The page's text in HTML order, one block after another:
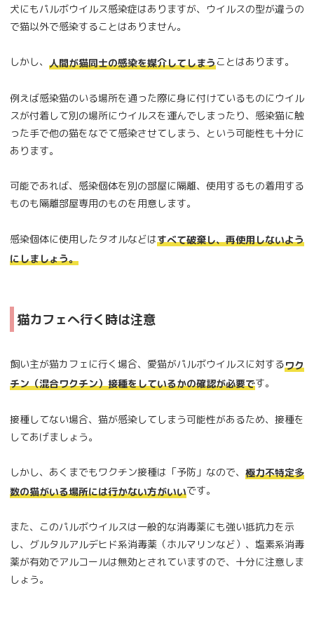
犬にもパルボウイルス感染症はありますが、ウイルスの型が違うの
で猫以外で感染することはありません。
しかし、 人間が猫同士の感染を媒介してしまうことはあります。
例えば感染猫のいる場所を通った際に身に付けているものにウイル
スが付着して別の場所にウイルスを運んでしまったり、感染猫に触
った手で他の猫をなでて感染させてしまう、という可能性も十分に
あります。
可能であれば、感染個体を別の部屋に隔離、使用するもの着用する
ものも隔離部屋専用のものを用意します。
感染個体に使用したタオルなどはすべて破棄し、再使用しないよう
にしましょう。
猫カフェへ行く時は注意
飼い主が猫カフェに行く場合、愛猫がパルボウイルスに対するワク
チン（混合ワクチン）接種をしているかの確認が必要です。
接種してない場合、猫が感染してしまう可能性があるため、接種を
してあげましょう。
しかし、あくまでもワクチン接種は「予防」なので、 極力不特定多
数の猫がいる場所には行かない方がいいです。
また、このパルボウイルスは一般的な消毒薬にも強い抵抗力を示
し、グルタルアルデヒド系消毒薬（ホルマリンなど）、塩素系消毒
薬が有効でアルコールは無効とされていますので、十分に注意しま
しょう。